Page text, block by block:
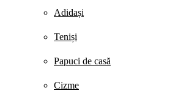
Adidași
Teniși
Papuci de casă
Cizme